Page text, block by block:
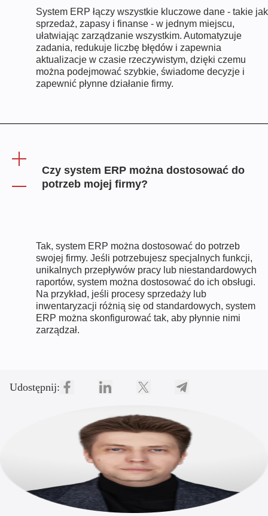
System ERP łączy wszystkie kluczowe dane - takie jak
sprzedaż, zapasy i finanse - w jednym miejscu,
ułatwiając zarządzanie wszystkim. Automatyzuje
zadania, redukuje liczbę błędów i zapewnia
aktualizacje w czasie rzeczywistym, dzięki czemu
można podejmować szybkie, świadome decyzje i
zapewnić płynne działanie firmy.
Czy system ERP można dostosować do
potrzeb mojej firmy?
Tak, system ERP można dostosować do potrzeb
swojej firmy. Jeśli potrzebujesz specjalnych funkcji,
unikalnych przepływów pracy lub niestandardowych
raportów, system można dostosować do ich obsługi.
Na przykład, jeśli procesy sprzedaży lub
inwentaryzacji różnią się od standardowych, system
ERP można skonfigurować tak, aby płynnie nimi
zarządzał.
Udostępnij: